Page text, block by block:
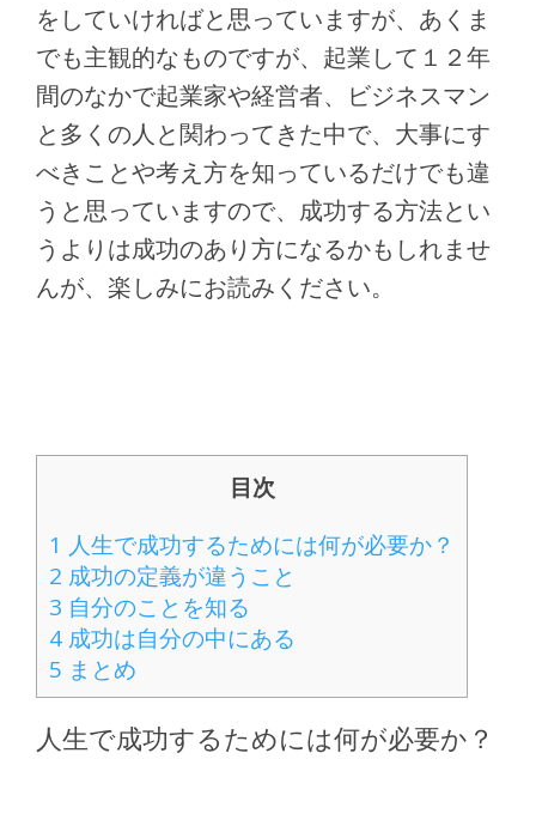
をしていければと思っていますが、あくま
でも主観的なものですが、起業して１２年
間のなかで起業家や経営者、ビジネスマン
と多くの人と関わってきた中で、大事にす
べきことや考え方を知っているだけでも違
うと思っていますので、成功する方法とい
うよりは成功のあり方になるかもしれませ
んが、楽しみにお読みください。
目次
1 人生で成功するためには何が必要か？
2 成功の定義が違うこと
3 自分のことを知る
4 成功は自分の中にある
5 まとめ
人生で成功するためには何が必要か？